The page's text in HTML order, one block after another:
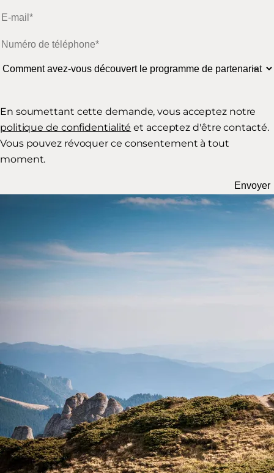
En soumettant cette demande, vous acceptez notre
politique de confidentialité et acceptez d'être contacté.
Vous pouvez révoquer ce consentement à tout
moment.